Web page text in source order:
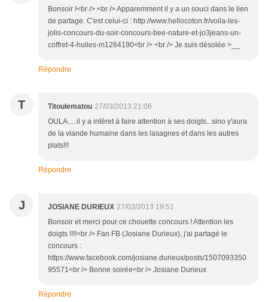
Bonsoir !<br /> <br /> Apparemment il y a un souci dans le lien
de partage. C'est celui-ci : http://www.hellocoton.fr/voila-les-
jolis-concours-du-soir-concours-bee-nature-et-jo3jeans-un-
coffret-4-huiles-m1264190<br /> <br /> Je suis désolée >__
Répondre
T Titoulematou 27/03/2013 21:06
OULA.....il y a intéret à faire attention à ses doigts...sino y'aura
de la viande humaine dans les lasagnes et dans les autres
plats!!!
Répondre
J JOSIANE DURIEUX 27/03/2013 19:51
Bonsoir et merci pour ce chouette concours ! Attention les
doigts !!!!<br /> Fan FB (Josiane Durieux), j'ai partagé le
concours :
https://www.facebook.com/josiane.durieux/posts/1507093350
95571<br /> Bonne soirée<br /> Josiane Durieux
Répondre